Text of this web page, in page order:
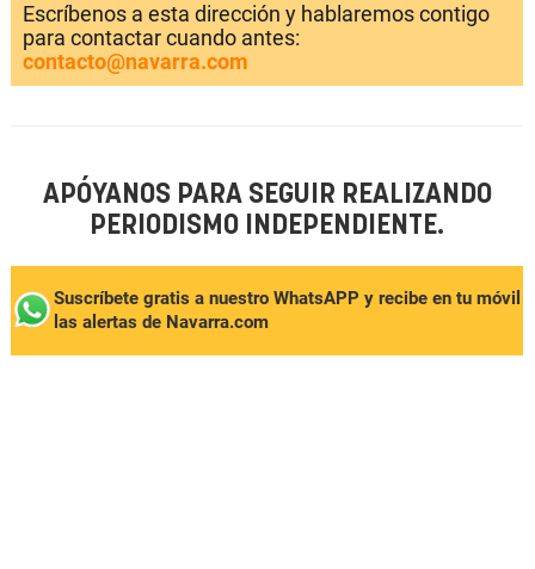
Escríbenos a esta dirección y hablaremos contigo
para contactar cuando antes:
contacto@navarra.com
APÓYANOS PARA SEGUIR REALIZANDO
PERIODISMO INDEPENDIENTE.
Suscríbete gratis a nuestro WhatsAPP y recibe en tu móvil
las alertas de Navarra.com